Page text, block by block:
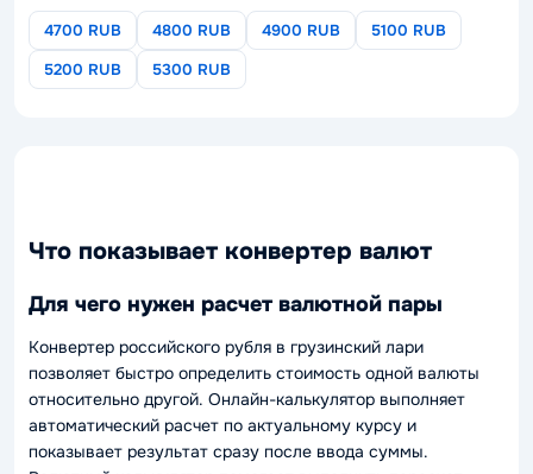
4700 RUB 4800 RUB 4900 RUB
5100 RUB
5200 RUB
5300 RUB
Что показывает конвертер валют
Для чего нужен расчет валютной пары
Конвертер российского рубля в грузинский лари
позволяет быстро определить стоимость одной валюты
относительно другой. Онлайн-калькулятор выполняет
автоматический расчет по актуальному курсу и
показывает результат сразу после ввода суммы.